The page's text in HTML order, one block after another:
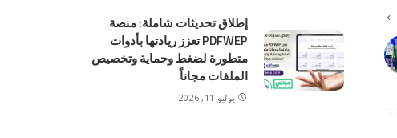
إطلاق تحديثات شاملة: منصة
PDFWEP تعزز ريادتها بأدوات
متطورة لضغط وحماية وتخصيص
الملفات مجاناً
يوليو 11, 2026